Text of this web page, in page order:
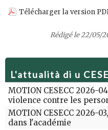
Télécharger la version
Rédigé le 22/05/
L'attualità di u
MOTION CESECC 2026-
violence contre les
MOTION CESECC 2026-
dans l'académie